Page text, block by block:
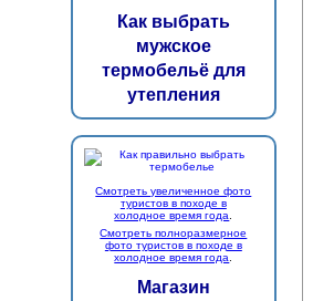
Как выбрать
мужское
термобельё для
утепления
Смотреть увеличенное фото
туристов в походе в
холодное время года
Смотреть полноразмерное
фото туристов в походе в
холодное время года
Магазин